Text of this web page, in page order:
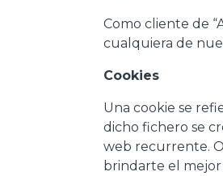
Como cliente de
cualquiera de
Cookies
Una cookie se
dicho fichero se
web recurrente.
brindarte el mejor